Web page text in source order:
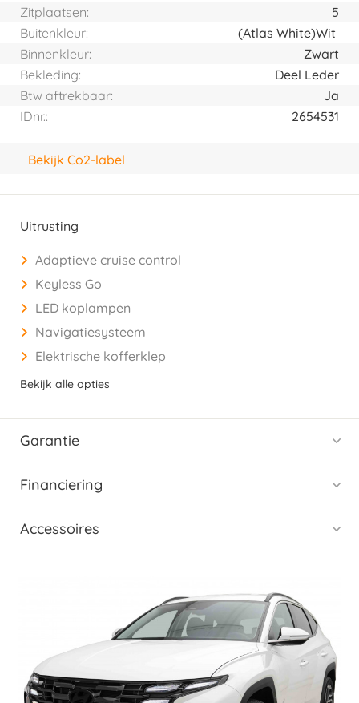
Zitplaatsen:
5
Buitenkleur:
Wit
(Atlas White)
Binnenkleur:
Zwart
Bekleding:
Deel Leder
Btw aftrekbaar:
Ja
IDnr.:
2654531
Bekijk Co2-label
Uitrusting
Adaptieve cruise control
Keyless Go
LED koplampen
Navigatiesysteem
Elektrische kofferklep
Bekijk alle opties
Garantie
Financiering
Accessoires